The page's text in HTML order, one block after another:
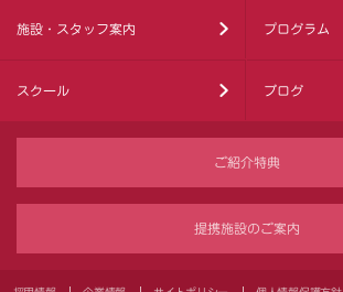
施設・スタッフ案内 プログラム
スクール ブログ
ご紹介特典
提携施設のご案内